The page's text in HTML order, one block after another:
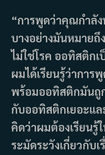
“การพูดว่าคุณกำลั
บางอย่างมันหมาย
ไม่ใช่โรค ออทิสติก
ผมได้เรียนรู้ว่าการ
พร้อมออทิสติกมันถู
กับออทิสติกเยอะแ
คิดว่าผมต้องเรียนรู้
ระมัดระวังเกี่ยวกับ